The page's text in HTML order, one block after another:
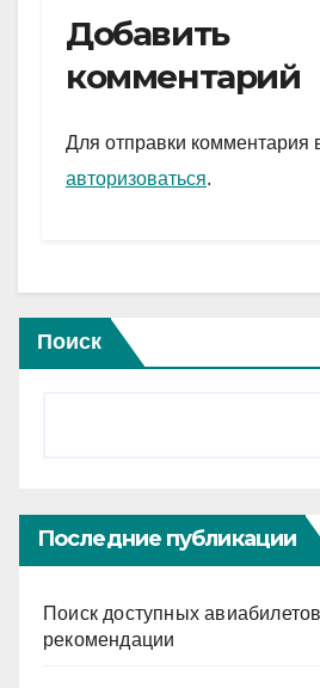
e
gr
a
m
er
s
A
p
Добавить
комментарий
Для отправки комментария
авторизоваться.
Поиск
Последние публикации
Поиск доступных
рекомендации